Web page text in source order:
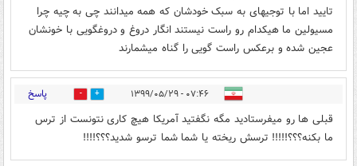
تایید اما با توجیهای به سبک خودشان که همه میدانند چی به چیه چرا
مسیولین ما هیکدام رو راست نیستند انگار دروغ و دروغگویی با خونشان
عجین شده و برعکس راست گویی را گناه میشمارند
۰۷:۴۶ - ۱۳۹۹/۰۵/۲۹ 1 پاسخ
قبلی ها رو میفرستادید مگه نگفتید آمریکا هیچ کاری نتونست از ترس
ما بکنه؟؟؟!!!!! ترسش ریخته یا شما شما ترسو شدید؟؟؟!!!!